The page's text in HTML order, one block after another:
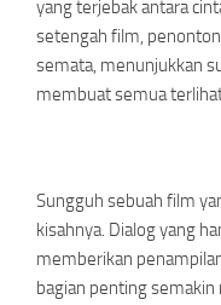
yang terjebak antara
setengah film,
semata, menunjukkan
membuat semua
Sungguh sebuah film
kisahnya. Dialog yang
memberikan
bagian penting